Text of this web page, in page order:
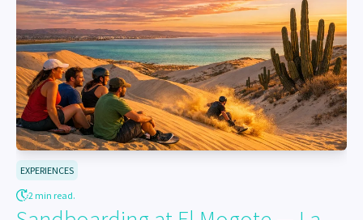
EXPERIENCES
2 min read.